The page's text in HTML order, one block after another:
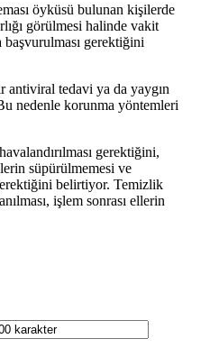
öyküsü bulunan kişilerde
görülmesi halinde vakit
gerektiğini
antiviral tedavi ya da yaygın
nedenle korunma yöntemleri
gerektiğini,
süpürülmemesi ve
belirtiyor. Temizlik
işlem sonrası ellerin